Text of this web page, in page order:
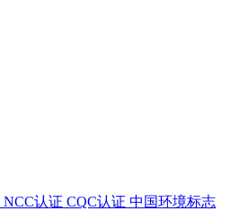
NCC认证 CQC认证 中国环境标志